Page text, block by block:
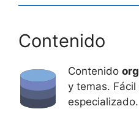
Contenido
Contenido
y temas.
especializado.